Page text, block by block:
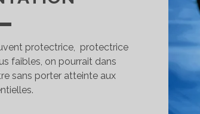
protectrice, protectrice
faibles, on pourrait dans
sans porter atteinte aux